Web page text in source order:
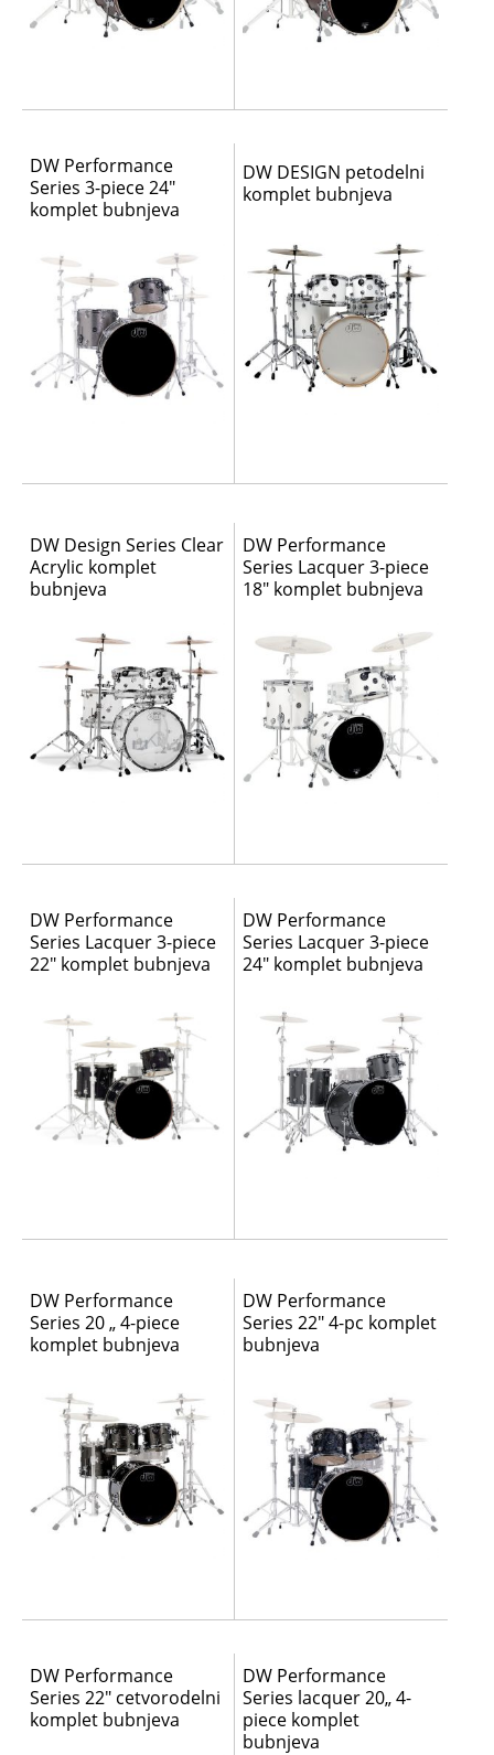
DW Performance
Series 3-piece 24″
komplet bubnjeva
DW DESIGN petodelni
komplet bubnjeva
DW Design Series Clear
Acrylic komplet
bubnjeva
DW Performance
Series Lacquer 3-piece
18″ komplet bubnjeva
DW Performance
Series Lacquer 3-piece
22″ komplet bubnjeva
DW Performance
Series Lacquer 3-piece
24″ komplet bubnjeva
DW Performance
Series 20 „ 4-piece
komplet bubnjeva
DW Performance
Series 22″ 4-pc komplet
bubnjeva
DW Performance
Series 22″ cetvorodelni
komplet bubnjeva
DW Performance
Series lacquer 20„ 4-
piece komplet
bubnjeva